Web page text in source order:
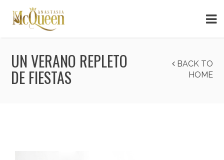
UN VERANO REPLETO
DE FIESTAS
BACK TO
HOME